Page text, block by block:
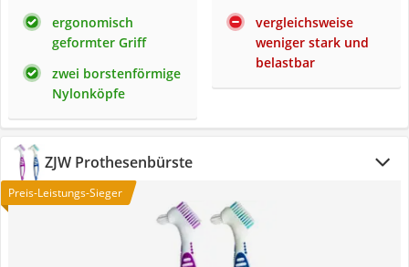
ergonomisch
geformter Griff
zwei borstenförmige
Nylonköpfe
vergleichsweise
weniger stark und
belastbar
ZJW Prothesenbürste
Preis-Leistungs-Sieger